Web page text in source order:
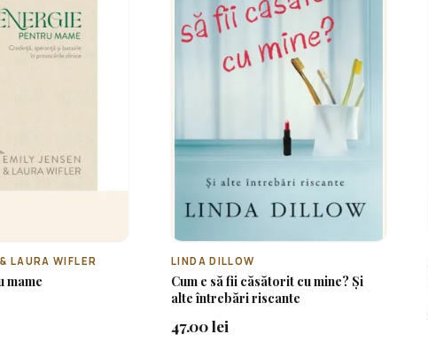
LAURA WIFLER
mame
LINDA DILLOW
Cum e să fii căsătorit cu mine? Și
alte întrebări riscante
47.00 lei